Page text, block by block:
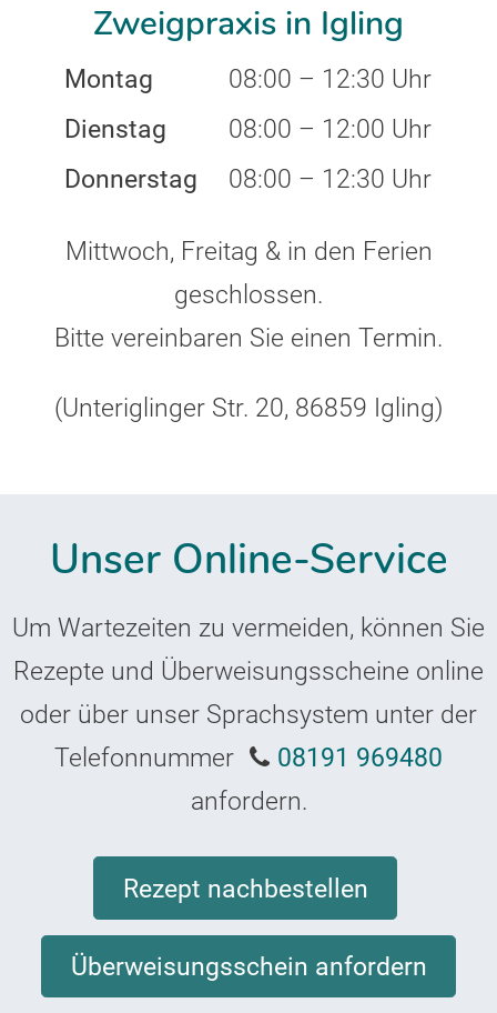
Zweigpraxis in Igling
Montag
08:00 – 12:30 Uhr
Dienstag
08:00 – 12:00 Uhr
Donnerstag
08:00 – 12:30 Uhr
Mittwoch, Freitag & in den Ferien
geschlossen.
Bitte vereinbaren Sie einen Termin.
(Unteriglinger Str. 20, 86859 Igling)
Unser Online-Service
Um Wartezeiten zu vermeiden, können Sie
Rezepte und Überweisungsscheine online
oder über unser Sprachsystem unter der
Telefonnummer
08191 969480
anfordern.
Rezept nachbestellen
Überweisungsschein anfordern